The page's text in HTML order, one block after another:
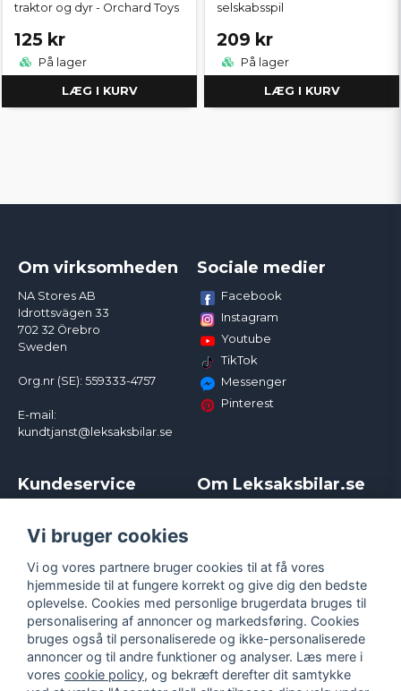
traktor og dyr - Orchard Toys
125 kr
På lager
LÆG I KURV
selskabsspil
209 kr
På lager
LÆG I KURV
Om virksomheden
NA Stores AB
Idrottsvägen 33
702 32 Örebro
Sweden
Org.nr (SE): 559333-4757
E-mail:
kundtjanst@leksaksbilar.se
Sociale medier
Facebook
Instagram
Youtube
TikTok
Messenger
Pinterest
Kundeservice
Kampagner og rabatter
Reklamation
Policy chase cars
Returnera
Logga in
Om Leksaksbilar.se
Handelsbetingelser
Persondatapolitik
Cookies
Vi bruger cookies
Vi og vores partnere bruger cookies til at få vores
hjemmeside til at fungere korrekt og give dig den bedste
oplevelse. Cookies med personlige brugerdata bruges til
personalisering af annoncer og markedsføring. Cookies
bruges også til personaliserede og ikke-personaliserede
annoncer og til andre funktioner og analyser. Læs mere i
vores cookie policy, og bekræft derefter dit samtykke